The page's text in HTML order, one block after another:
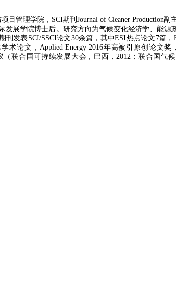
目管理学院， SCI期刊 Journal of Cleaner Production副
发展学院博士后。研究方向为气候变化经济学、能源
刊发表SCI/SSCI论文30余篇，其中ESI热点论文 7篇，
术论文， Applied Energy 2016年高被引原创论文奖
联合国可持续发展大会，巴西，2012 ；联合国气